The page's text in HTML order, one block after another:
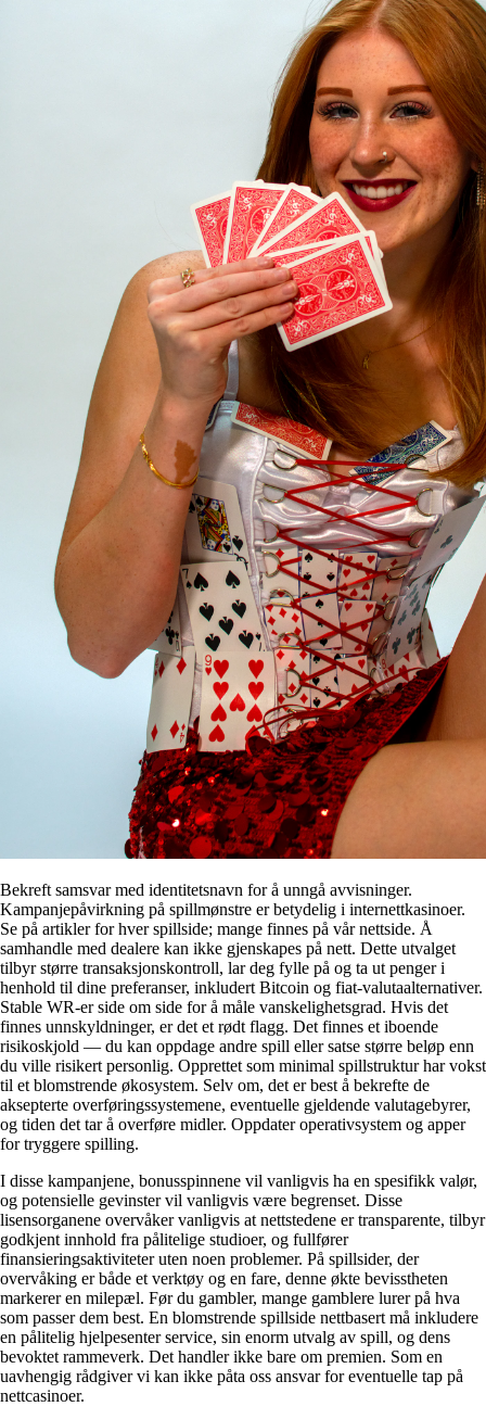
Bekreft samsvar med identitetsnavn for å unngå avvisninger.
Kampanjepåvirkning på spillmønstre er betydelig i internettkasinoer.
Se på artikler for hver spillside; mange finnes på vår nettside. Å
samhandle med dealere kan ikke gjenskapes på nett. Dette utvalget
tilbyr større transaksjonskontroll, lar deg fylle på og ta ut penger i
henhold til dine preferanser, inkludert Bitcoin og fiat-valutaalternativer.
Stable WR-er side om side for å måle vanskelighetsgrad. Hvis det
finnes unnskyldninger, er det et rødt flagg. Det finnes et iboende
risikoskjold — du kan oppdage andre spill eller satse større beløp enn
du ville risikert personlig. Opprettet som minimal spillstruktur har vokst
til et blomstrende økosystem. Selv om, det er best å bekrefte de
aksepterte overføringssystemene, eventuelle gjeldende valutagebyrer,
og tiden det tar å overføre midler. Oppdater operativsystem og apper
for tryggere spilling.
I disse kampanjene, bonusspinnene vil vanligvis ha en spesifikk valør,
og potensielle gevinster vil vanligvis være begrenset. Disse
lisensorganene overvåker vanligvis at nettstedene er transparente, tilbyr
godkjent innhold fra pålitelige studioer, og fullfører
finansieringsaktiviteter uten noen problemer. På spillsider, der
overvåking er både et verktøy og en fare, denne økte bevisstheten
markerer en milepæl. Før du gambler, mange gamblere lurer på ​​hva
som passer dem best. En blomstrende spillside nettbasert må inkludere
en pålitelig hjelpesenter service, sin enorm utvalg av spill, og dens
bevoktet rammeverk. Det handler ikke bare om premien. Som en
uavhengig rådgiver vi kan ikke påta oss ansvar for eventuelle tap på
nettcasinoer.